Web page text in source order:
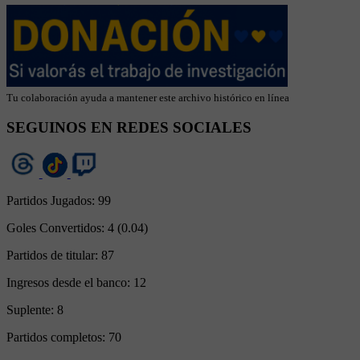
Tu colaboración ayuda a mantener este archivo histórico en línea
SEGUINOS EN REDES SOCIALES
Partidos Jugados: 99
Goles Convertidos: 4 (0.04)
Partidos de titular: 87
Ingresos desde el banco: 12
Suplente: 8
Partidos completos: 70